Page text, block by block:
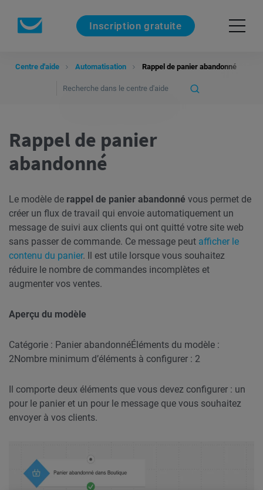
Inscription gratuite
Centre d'aide Automatisation Rappel de panier abandonné
Rappel de panier
abandonné
Le modèle de rappel de panier abandonné vous permet de
créer un flux de travail qui envoie automatiquement un
message de suivi aux clients qui ont quitté votre site web
sans passer de commande. Ce message peut afficher le
contenu du panier. Il est utile lorsque vous souhaitez
réduire le nombre de commandes incomplètes et
augmenter vos ventes.
Aperçu du modèle
Catégorie : Panier abandonnéÉléments du modèle :
2Nombre minimum d’éléments à configurer : 2
Il comporte deux éléments que vous devez configurer : un
pour le panier et un pour le message que vous souhaitez
envoyer à vos clients.